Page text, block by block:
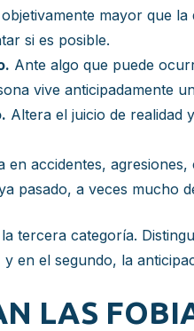
mayor que
si es posible.
Ante algo que puede
vive anticipadamente
Altera el juicio de realidad
en accidentes,
pasado, a veces mucho
tercera categoría.
en el segundo, la
LAS